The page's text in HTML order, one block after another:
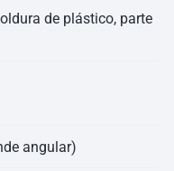
de plástico, parte
angular)